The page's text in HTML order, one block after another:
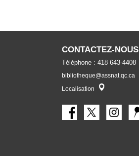
CONTACTEZ-NOUS
Téléphone : 418 643-4408
bibliotheque@assnat.qc.ca
Localisation